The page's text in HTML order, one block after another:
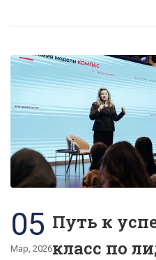
05
Мар, 2026
Путь к
класс по